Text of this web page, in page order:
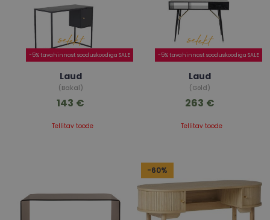
-5% tavahinnast sooduskoodiga SALE
Laud
(Bakal)
Tellitav toode
143 €
-5% tavahinnast sooduskoodiga SALE
Laud
(Gold)
Tellitav toode
263 €
-60%